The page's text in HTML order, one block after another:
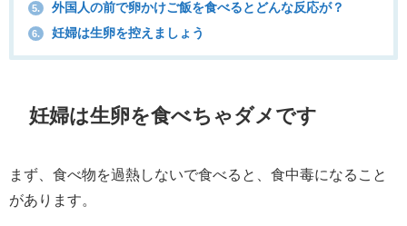
5. 外国人の前で卵かけご飯を食べるとどんな反応が？
6. 妊婦は生卵を控えましょう
妊婦は生卵を食べちゃダメです
まず、食べ物を過熱しないで食べると、食中毒になること
があります。